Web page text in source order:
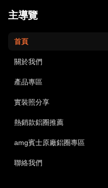
主導覽
首頁
關於我們
產品專區
實裝照分享
熱銷款鋁圈推薦
amg賓士原廠鋁圈專區
聯絡我們